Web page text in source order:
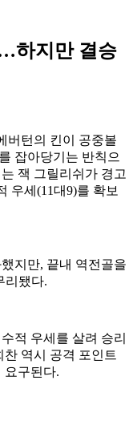
하지만 결승
버턴의 킨이 공중볼
잡아당기는 반칙으
잭 그릴리쉬가 경고
우세(11대9)를 확보
지만, 끝내 역전골을
리됐다.
적 우세를 살려 승리
역시 공격 포인트
요구된다.